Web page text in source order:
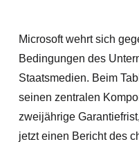
Microsoft wehrt sich
Bedingungen des
Staatsmedien. Beim
seinen zentralen
zweijährige
jetzt einen Bericht des